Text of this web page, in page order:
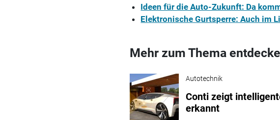
Ideen für die Auto-Zukunft: Da
Elektronische Gurtsperre: Auch im
Mehr zum Thema
Autotechnik
Conti zeigt
erkannt